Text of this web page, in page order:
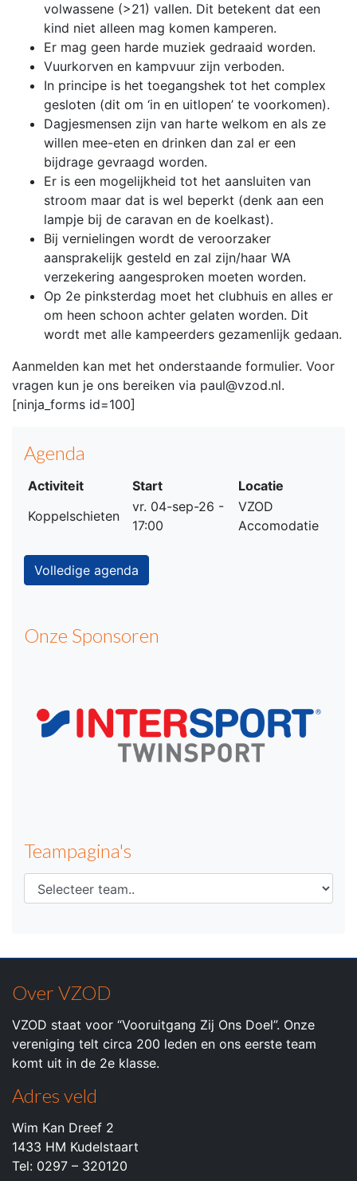
volwassene (>21) vallen. Dit betekent dat een
kind niet alleen mag komen kamperen.
Er mag geen harde muziek gedraaid worden.
Vuurkorven en kampvuur zijn verboden.
In principe is het toegangshek tot het complex
gesloten (dit om ‘in en uitlopen’ te voorkomen).
Dagjesmensen zijn van harte welkom en als ze
willen mee-eten en drinken dan zal er een
bijdrage gevraagd worden.
Er is een mogelijkheid tot het aansluiten van
stroom maar dat is wel beperkt (denk aan een
lampje bij de caravan en de koelkast).
Bij vernielingen wordt de veroorzaker
aansprakelijk gesteld en zal zijn/haar WA
verzekering aangesproken moeten worden.
Op 2e pinksterdag moet het clubhuis en alles er
om heen schoon achter gelaten worden. Dit
wordt met alle kampeerders gezamenlijk gedaan.
Aanmelden kan met het onderstaande formulier. Voor
vragen kun je ons bereiken via paul@vzod.nl.
[ninja_forms id=100]
Agenda
Activiteit Start
Locatie
Koppelschieten
vr. 04-sep-26 -
17:00
VZOD
Accomodatie
Volledige agenda
Onze Sponsoren
Teampagina's
Over VZOD
VZOD staat voor “Vooruitgang Zij Ons Doel”. Onze
vereniging telt circa 200 leden en ons eerste team
komt uit in de 2e klasse.
Adres veld
Wim Kan Dreef 2
1433 HM Kudelstaart
Tel: 0297 – 320120